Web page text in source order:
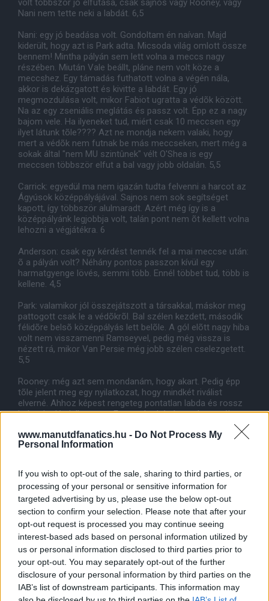
www.manutdfanatics.hu - Do Not Process My
Personal Information
If you wish to opt-out of the sale, sharing to third parties, or
processing of your personal or sensitive information for
targeted advertising by us, please use the below opt-out
section to confirm your selection. Please note that after your
opt-out request is processed you may continue seeing
interest-based ads based on personal information utilized by
us or personal information disclosed to third parties prior to
your opt-out. You may separately opt-out of the further
disclosure of your personal information by third parties on the
IAB’s list of downstream participants. This information may
volt többször jó elfutása, csak sajnos vagy Rooney, vagy
Nani nem tette neki a labdát. 6,5
Nani: egy jó beadása volt. Gondoltam én naívan. Majd
kiderült, hogy azt is Park adta. Micsoda világ omlott össze
bennem! Mintha pályán sem lett volna a meccs nagy
részében. Miután Vale beállt, pláne nem volt köze a
meccshez. Egy támadás futhatott volna a végén nála,
akkor is dekázgatott és kivitte a labdát. Egy jó
megmozdulása volt, mikor Fabiot ugratta a védõk között.
Na az egy zseniális meglátás és passz volt. Épp ez a nagy
bajom vele. Ha ilyeneket tud, miért csak 10 meccsen egy
ilyet látunk tõle???? Azt ne mondja nekem valaki, hogy
mert a védõk nem futnak be más meccseken, mert még a
sokak által "nem MU szintûnek" vélt O'Shea is egy
meccsen többször elfut a bal vagy jobb oldalán. 5,5
Carrick: egyedül ma nem igazán tudta felvenni a harcot az
Ágyúsok középpályájával. Sajnos nem sok segítséget
kapott, így többször alulmaradt. Azért még így is a
középpályánk legjobbja volt, talán pont nem õt kellett volna
lehozni a végjátékra. 6
Anderson: csak egy kérdést tennék fel a mai meccse után:
õ a pályán volt? Néhány pontos passzon kívül egy
harmatgyenge lövés, semmi több. Ennél többet tud, több is
kellene. 4,5
Park: valamikor jól összejátszott a társakkal, máskor meg
pattogott csak le a védõkrõl. Bal szélen kezdett, második
félidõre belsõ középpályás lett belõle. A gól elõtt nagy hiba
volt nem visszamenni Ramseyvel, pedig még vissza is
nézett rá, mikor Van Persie még jobb szélen cselezgetett.
5,5
Rooney: még azt sem mondanám, hogy akart. Pedig épp
tõle jelent meg egy nyilatkozat, hogy mindkét riválist
elverné. Ahhoz képest rengeteg pontatlan labda és rossz
helyezkedés jellemezte. Egy szabadrúgása volt veszélyes
szabadja, az viszont teljesen gyenge volt. 5,5
Owen is sokkal többet tett volna szerintem. Semmit nem
mutatott. Futni sem akart, helyezkedése sokak által kiváló,
folyamatosan lesen volt. Tényleg remek...
Labda ha hozzá került, elcsúszott, már szinte kínos volt,
ahogy az Arsenal drukkerek folyton nevettek rajta. Fergie,
nem ártana változtatni elõl, mert egyelõre csereként sokkal
jobb Javier, mint kezdõként, Ezt az utóbbi 3-4 meccsén is
megmutatta. 4,5
Cserék: egyikük sem tudott sokat hozzáadni a meccshez,
bár mind Owen, mind Berbatov többet tett a kapott idõ
alatt, mint Chicharito. Valencia sajnos amilyen jók